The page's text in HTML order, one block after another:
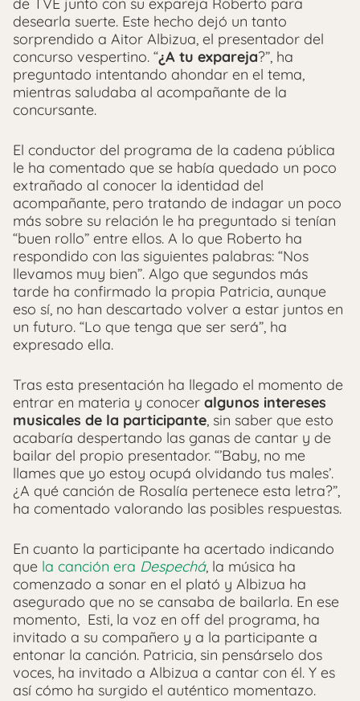
desearla suerte. Este hecho dejó un tanto
sorprendido a Aitor Albizua, el presentador del
concurso vespertino. “¿A tu expareja?”, ha
preguntado intentando ahondar en el tema,
mientras saludaba al acompañante de la
concursante.
El conductor del programa de la cadena pública
le ha comentado que se había quedado un poco
extrañado al conocer la identidad del
acompañante, pero tratando de indagar un poco
más sobre su relación le ha preguntado si tenían
“buen rollo” entre ellos. A lo que Roberto ha
respondido con las siguientes palabras: “Nos
llevamos muy bien”. Algo que segundos más
tarde ha confirmado la propia Patricia, aunque
eso sí, no han descartado volver a estar juntos en
un futuro. “Lo que tenga que ser será”, ha
expresado ella.
Tras esta presentación ha llegado el momento de
entrar en materia y conocer algunos intereses
musicales de la participante, sin saber que esto
acabaría despertando las ganas de cantar y de
bailar del propio presentador. “’Baby, no me
llames que yo estoy ocupá olvidando tus males’.
¿A qué canción de Rosalía pertenece esta letra?”,
ha comentado valorando las posibles respuestas.
En cuanto la participante ha acertado indicando
que la canción era Despechá, la música ha
comenzado a sonar en el plató y Albizua ha
asegurado que no se cansaba de bailarla. En ese
momento, Esti, la voz en off del programa, ha
invitado a su compañero y a la participante a
entonar la canción. Patricia, sin pensárselo dos
voces, ha invitado a Albizua a cantar con él. Y es
así cómo ha surgido el auténtico momentazo.